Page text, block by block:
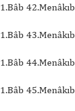
1.Bâb 42.Menâkıb
1.Bâb 43.Menâkıb
1.Bâb 44.Menâkıb
1.Bâb 45.Menâkıb